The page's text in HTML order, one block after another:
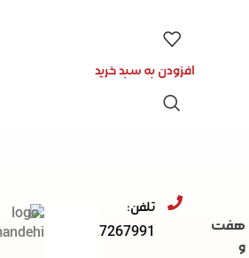
افزودن به سبد خرید
هفت
و
تلفن:
091227267991